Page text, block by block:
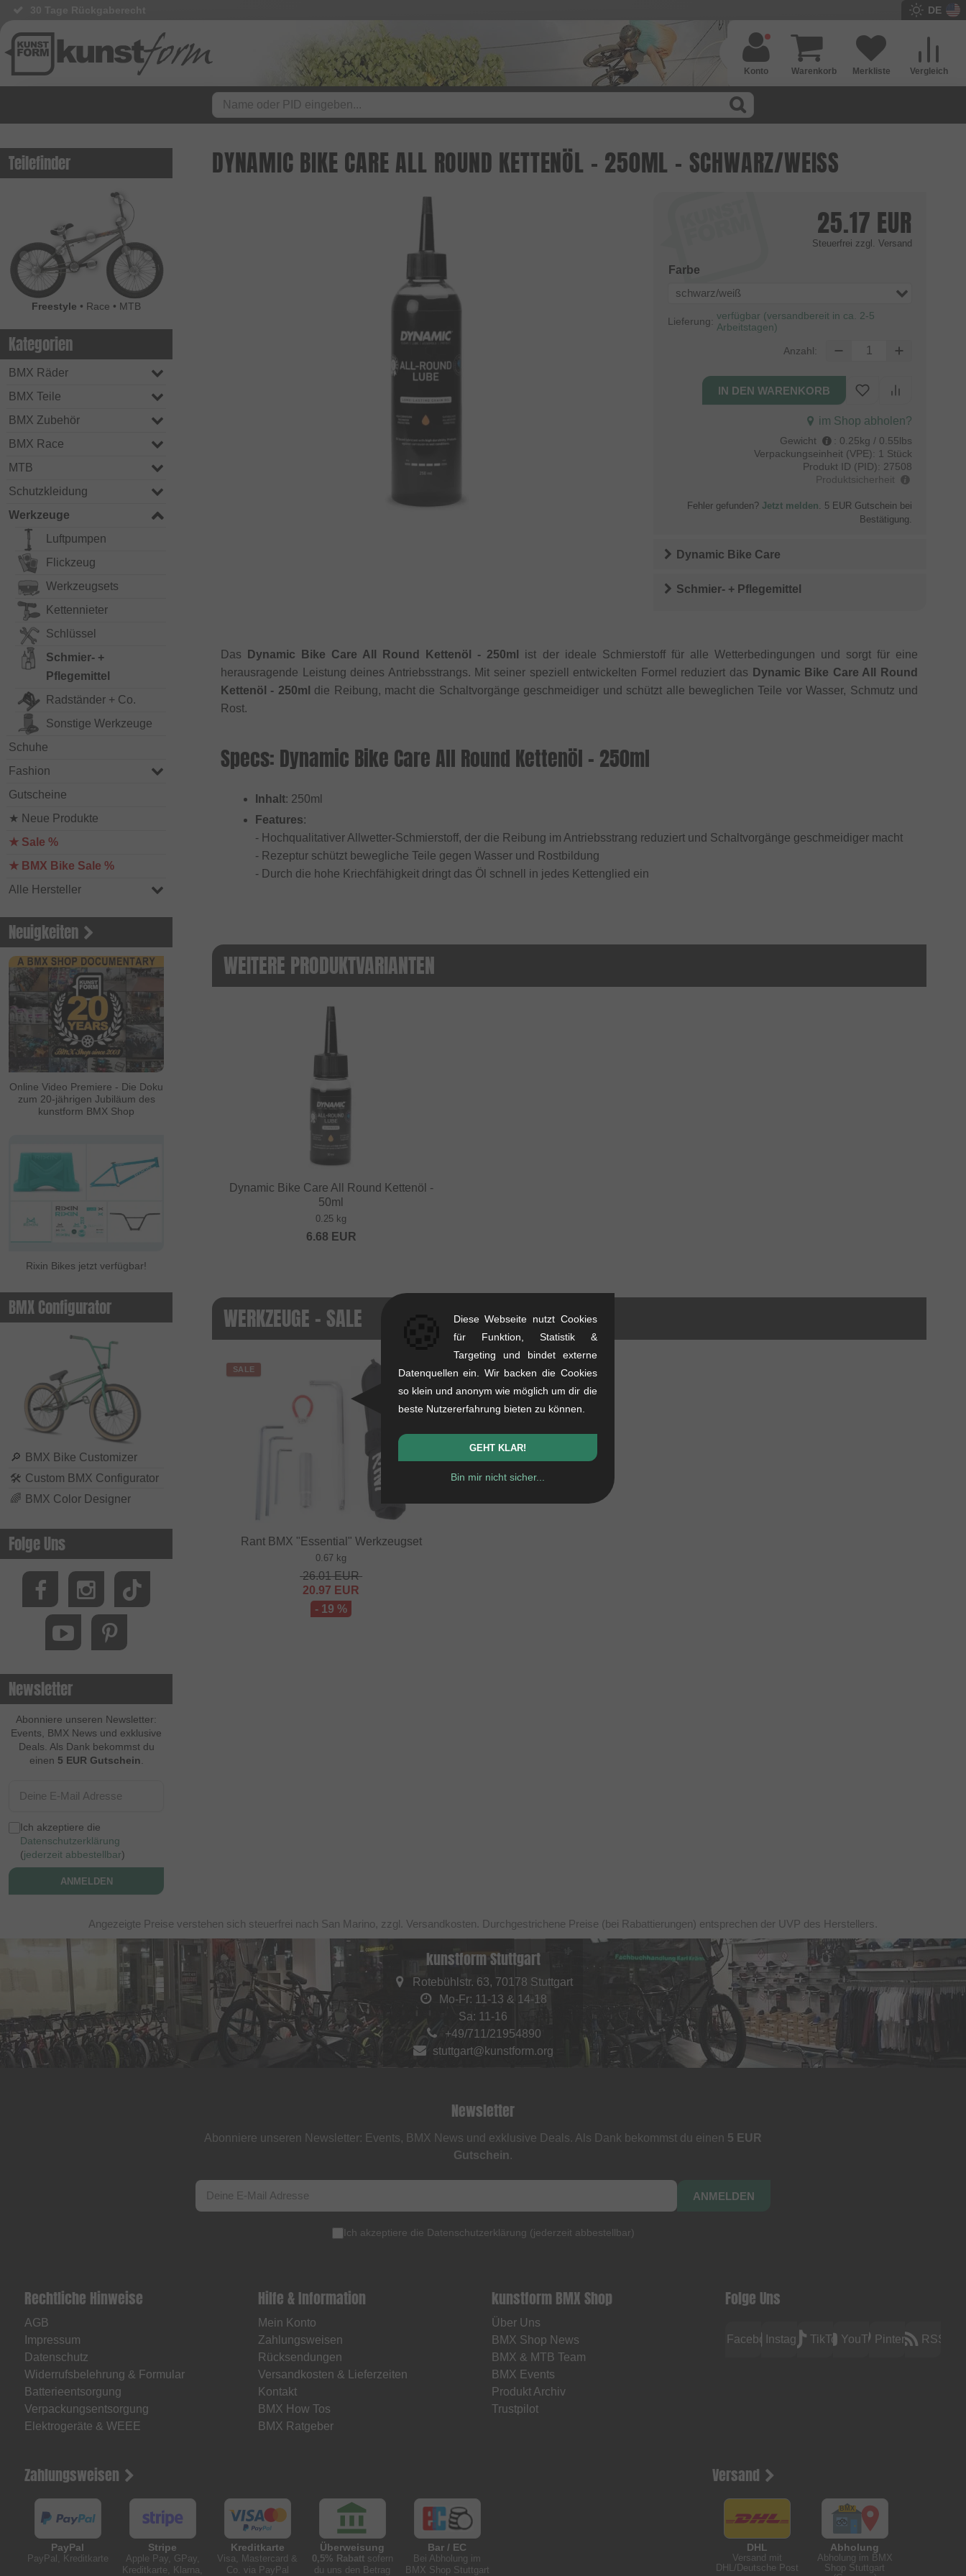
DE
Vergleich
Merkliste
Warenkorb
Konto
Teilefinder
Freestyle • Race • MTB
Kategorien
BMX Räder
BMX Teile
BMX Zubehör
BMX Race
MTB
Schutzkleidung
Werkzeuge
Luftpumpen
Flickzeug
Werkzeugsets
Kettennieter
Schlüssel
Schmier- +
Pflegemittel
Radständer + Co.
Sonstige Werkzeuge
Schuhe
Fashion
Gutscheine
★ Neue Produkte
★ Sale %
★ BMX Bike Sale %
Alle Hersteller
Neuigkeiten
Online Video Premiere - Die Doku
zum 20-jährigen Jubiläum des
kunstform BMX Shop
Rixin Bikes jetzt verfügbar!
BMX Configurator
🔎 BMX Bike Customizer
🛠 Custom BMX Configurator
🌈 BMX Color Designer
Folge Uns
Newsletter
Abonniere unseren Newsletter:
Events, BMX News und exklusive
Deals. Als Dank bekommst du
einen 5 EUR Gutschein
Ich akzeptiere die
Datenschutzerklärung
(jederzeit abbestellbar)
ANMELDEN
DYNAMIC BIKE CARE ALL ROUND KETTENÖL - 250ML - SCHWARZ/WEISS
25.17 EUR
Steuerfrei zzgl. Versand
Farbe
schwarz/weiß
Lieferung: verfügbar (versandbereit in ca. 2-5
Arbeitstagen)
Anzahl:
im Shop abholen?
Gewicht : 0.25kg / 0.55lbs
Verpackungseinheit (VPE): 1 Stück
Produkt ID (PID): 27508
Produktsicherheit
Fehler gefunden? Jetzt melden. 5 EUR Gutschein bei
Bestätigung.
Dynamic Bike Care
Schmier- + Pflegemittel
Das Dynamic Bike Care All Round Kettenöl - 250ml
ist der ideale Schmierstoff für alle Wetterbedingungen und sorgt für eine
herausragende Leistung deines Antriebsstrangs. Mit seiner speziell entwickelten Formel reduziert das Dynamic Bike Care All Round
Kettenöl - 250ml
die Reibung, macht die Schaltvorgänge geschmeidiger und schützt alle beweglichen Teile vor Wasser, Schmutz und
Rost.
Specs: Dynamic Bike Care All Round Kettenöl - 250ml
Inhalt: 250ml
Features:
- Hochqualitativer Allwetter-Schmierstoff, der die Reibung im Antriebsstrang reduziert und Schaltvorgänge geschmeidiger macht
- Rezeptur schützt bewegliche Teile gegen Wasser und Rostbildung
- Durch die hohe Kriechfähigkeit dringt das Öl schnell in jedes Kettenglied ein
WEITERE PRODUKTVARIANTEN
Dynamic Bike Care All Round Kettenöl -
50ml
0.25 kg
6.68 EUR
WERKZEUGE - SALE
SALE
Rant BMX "Essential" Werkzeugset
0.67 kg
26.01EUR
20.97 EUR
- 19 %
Angezeigte Preise verstehen sich steuerfrei nach San Marino, zzgl. Versandkosten. Durchgestrichene Preise (bei Rabattierungen) entsprechen der UVP des Herstellers.
kunstform Stuttgart
Rotebühlstr. 63, 70178 Stuttgart
Mo-Fr: 11-13 & 14-18
Sa: 11-16
+49/711/21954890
stuttgart@kunstform.org
Newsletter
Abonniere unseren Newsletter: Events, BMX News und exklusive Deals. Als Dank bekommst du einen 5 EUR
Gutschein.
ANMELDEN
Ich akzeptiere die Datenschutzerklärung (jederzeit abbestellbar)
Rechtliche Hinweise
AGB
Impressum
Datenschutz
Widerrufsbelehrung & Formular
Batterieentsorgung
Verpackungsentsorgung
Elektrogeräte & WEEE
Hilfe & Information
Mein Konto
Zahlungsweisen
Rücksendungen
Versandkosten & Lieferzeiten
Kontakt
BMX How Tos
BMX Ratgeber
kunstform BMX Shop
Über Uns
BMX Shop News
BMX & MTB Team
BMX Events
Produkt Archiv
Trustpilot
Folge Uns
FacebookInstagramTikTokYouTubePinterest RSS
Zahlungsweisen
PayPal
PayPal, Kreditkarte
Stripe
Apple Pay, GPay,
Kreditkarte, Klarna,
Kreditkarte
Visa, Mastercard &
Co. via PayPal
Überweisung
0,5% Rabattsofern
du uns den Betrag
Bar / EC
Bei Abholung im
BMX Shop Stuttgart
Versand
DHL
Versand mit
DHL/Deutsche Post
Abholung
Abholung im BMX
Shop Stuttgart
Diese Webseite nutzt Cookies
für Funktion, Statistik &
Targeting und bindet externe
Datenquellen ein. Wir backen die Cookies
so klein und anonym wie möglich um dir die
beste Nutzererfahrung bieten zu können.
GEHT KLAR!
Bin mir nicht sicher...